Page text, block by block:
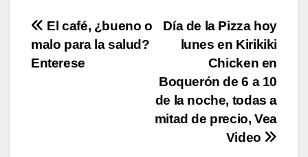
Navegación
de
Día de la Pizza hoy
lunes en Kirikiki
Chicken en
Boquerón de 6 a 10
de la noche, todas a
mitad de precio, Vea
Video
El café, ¿bueno o
malo para la salud?
Enterese